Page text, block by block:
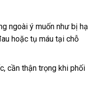
ngoài ý muốn như bị hạ
hoặc tụ máu tại chỗ
cần thận trọng khi phối